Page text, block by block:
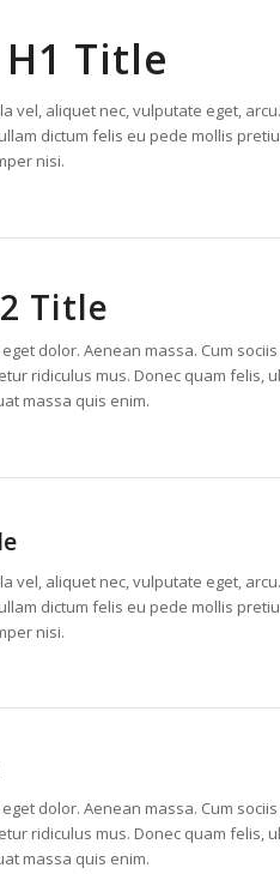
Title
vel, aliquet nec, vulputate eget,
dictum felis eu pede mollis
nisi.
Title
dolor. Aenean massa. Cum
ridiculus mus. Donec quam felis,
massa quis enim.
vel, aliquet nec, vulputate eget,
dictum felis eu pede mollis
nisi.
dolor. Aenean massa. Cum
ridiculus mus. Donec quam felis,
massa quis enim.